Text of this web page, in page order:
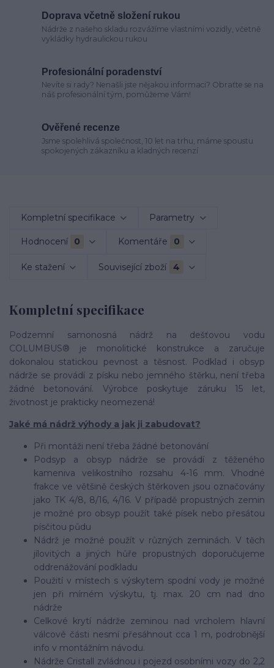
Doprava včetně složení rukou
Nádrže z našeho skladu rozvážíme vlastními vozidly, včetně
vykládky hydraulickou rukou
Profesionální poradenství
Nevíte si rady? Nenašli jste nějakou informaci? Obraťte se na
náš profesionální tým, pomůžeme Vám!
Ověřené recenze
Jsme spolehlivá společnost, 10 let na trhu, máme spoustu
spokojených zákazníku a kladných recenzí
Kompletní specifikace Parametry
Hodnocení 0 Komentáře 0
Ke stažení Související zboží 4
Kompletní specifikace
Podzemní samonosná nádrž na dešťovou vodu
COLUMBUS® je monolitické konstrukce a zaručuje
dokonalou statickou pevnost a těsnost. Podklad i obsyp
nádrže se provádí z písku nebo jemného štěrku, není třeba
žádné betonování. Výrobce poskytuje záruku 15 let,
životnost je prakticky neomezená!
Jaké má nádrž výhody a jak ji zabudovat?
Při montáži není třeba žádné betonování
Podsyp a obsyp nádrže se provádí z těženého
kameniva velikostního rozsahu 4-16 mm. Vhodné
frakce ve většině českých štěrkoven jsou označovány
jako TK 4/8, 8/16, 4/16. V případě propustných zemin
je možné pro obsyp použít také písek nebo přesátou
písčitou půdu
Nádrž je možné použít v různých zeminách. V těch
jílovitých a jiných hůře propustných doporučujeme
oddrenážování podkladu
Použití v místech s výskytem spodní vody je možné
jen při mírném výskytu, tj. max. 20 cm nad dno
nádrže
Celkové krytí nádrže zeminou nad vrcholem hlavní
válcové části nesmí přesáhnout cca 1 m, podrobnější
info v montážním návodu.
Nádrže Cristall zvládnou i pojezd osobními vozy do 2,2